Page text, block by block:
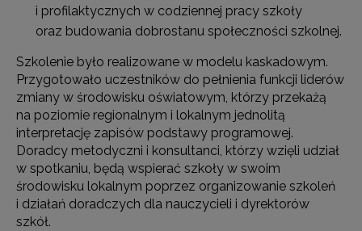
i profilaktycznych w codziennej pracy szkoły
oraz budowania dobrostanu społeczności szkolnej.
Szkolenie było realizowane w modelu kaskadowym.
Przygotowało uczestników do pełnienia funkcji liderów
zmiany w środowisku oświatowym, którzy przekażą
na poziomie regionalnym i lokalnym jednolitą
interpretację zapisów podstawy programowej.
Doradcy metodyczni i konsultanci, którzy wzięli udział
w spotkaniu, będą wspierać szkoły w swoim
środowisku lokalnym poprzez organizowanie szkoleń
i działań doradczych dla nauczycieli i dyrektorów
szkół.